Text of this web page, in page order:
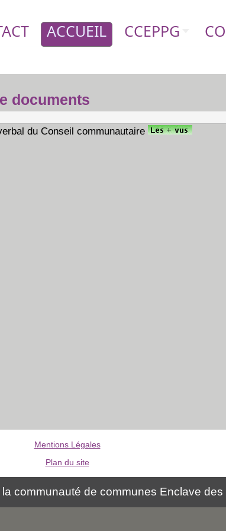
ACCUEIL CCEPPG
documents
du Conseil communautaire
Mentions Légales
Plan du site
la communauté de communes Enclave